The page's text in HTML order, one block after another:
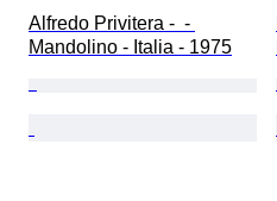
Alfredo Privitera -  -
Mandolino - Italia - 1975